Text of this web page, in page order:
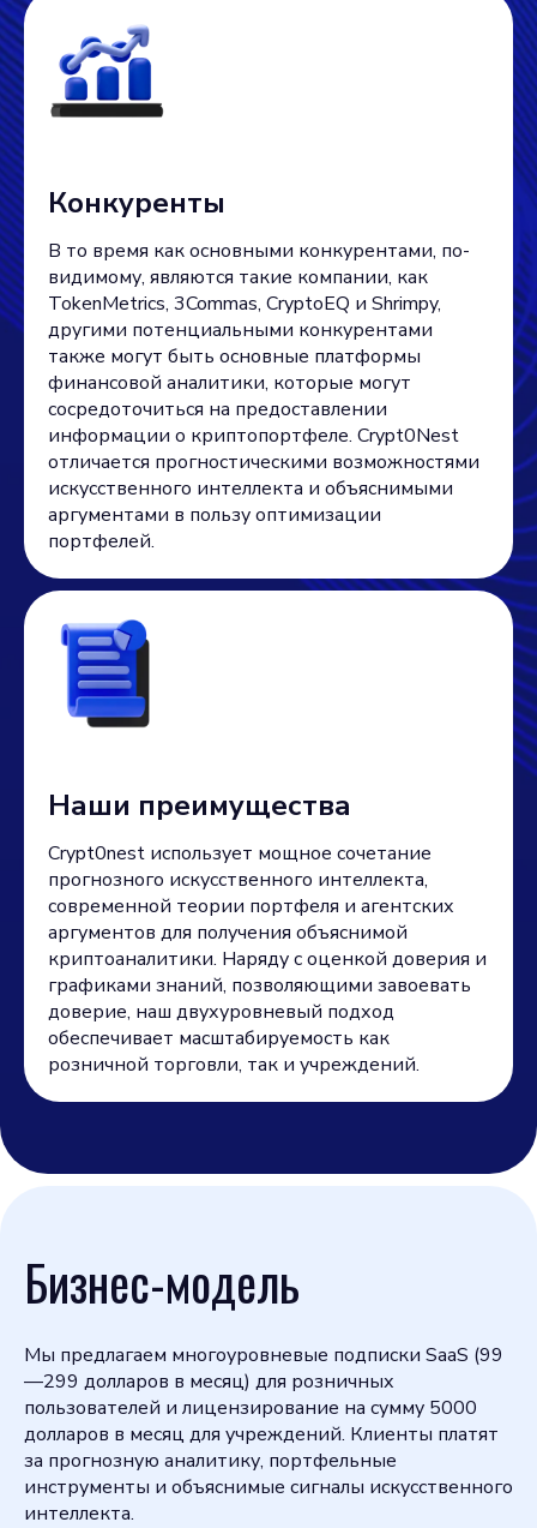
Конкуренты
В то время как основными конкурентами, по-
видимому, являются такие компании, как
TokenMetrics, 3Commas, CryptoEQ и Shrimpy,
другими потенциальными конкурентами
также могут быть основные платформы
финансовой аналитики, которые могут
сосредоточиться на предоставлении
информации о криптопортфеле. Crypt0Nest
отличается прогностическими возможностями
искусственного интеллекта и объяснимыми
аргументами в пользу оптимизации
портфелей.
Наши преимущества
Crypt0nest использует мощное сочетание
прогнозного искусственного интеллекта,
современной теории портфеля и агентских
аргументов для получения объяснимой
криптоаналитики. Наряду с оценкой доверия и
графиками знаний, позволяющими завоевать
доверие, наш двухуровневый подход
обеспечивает масштабируемость как
розничной торговли, так и учреждений.
Бизнес-модель
Мы предлагаем многоуровневые подписки SaaS (99
—299 долларов в месяц) для розничных
пользователей и лицензирование на сумму 5000
долларов в месяц для учреждений. Клиенты платят
за прогнозную аналитику, портфельные
инструменты и объяснимые сигналы искусственного
интеллекта.